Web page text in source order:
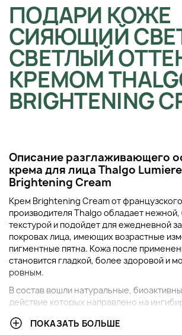
ПОДАРИ КОЖЕ
СИЯЮЩИЙ
СВЕТЛЫЙ
КРЕМОМ
BRIGHTENING
Описание разглаживающего
крема для лица Thalgo
Brightening Cream
Крем Brightening Cream от
производителя Thalgo обладает нежной,
текстурой и подойдет для ежедневной
покровах лица, имеющих возрастные
пигментные пятна. Кожа после
становится гладкой, более здоровой и
ровным.
В состав вошли натуральные,
действие которых направлено на
стрессов, выравнивание тона,
ПОКАЗАТЬ БОЛЬШЕ